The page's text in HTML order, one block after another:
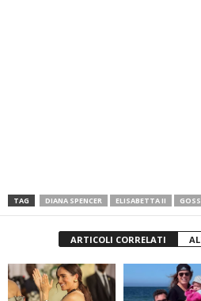
TAG DIANA SPENCER ELISABETTA II
ARTICOLI CORRELATI